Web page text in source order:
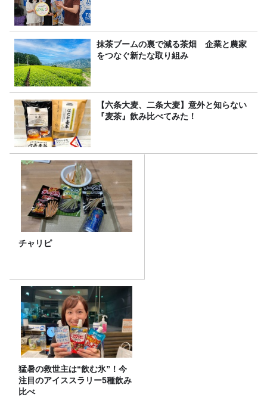
抹茶ブームの裏で減る茶畑 企業と農家
をつなぐ新たな取り組み
【六条大麦、二条大麦】意外と知らない
『麦茶』飲み比べてみた！
チャリピ
猛暑の救世主は“飲む氷”！今
注目のアイススラリー5種飲み
比べ